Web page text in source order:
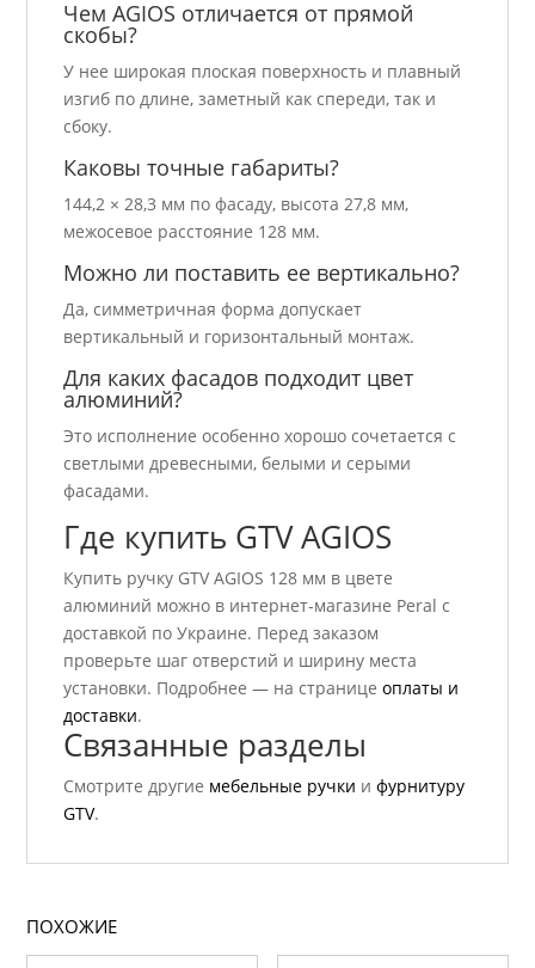
Чем AGIOS отличается от прямой
скобы?
У нее широкая плоская поверхность и плавный
изгиб по длине, заметный как спереди, так и
сбоку.
Каковы точные габариты?
144,2 × 28,3 мм по фасаду, высота 27,8 мм,
межосевое расстояние 128 мм.
Можно ли поставить ее вертикально?
Да, симметричная форма допускает
вертикальный и горизонтальный монтаж.
Для каких фасадов подходит цвет
алюминий?
Это исполнение особенно хорошо сочетается с
светлыми древесными, белыми и серыми
фасадами.
Где купить GTV AGIOS
Купить ручку GTV AGIOS 128 мм в цвете
алюминий можно в интернет-магазине Peral с
доставкой по Украине. Перед заказом
проверьте шаг отверстий и ширину места
установки. Подробнее — на страницеоплаты и
доставки.
Связанные разделы
Смотрите другие мебельные ручки ифурнитуру
GTV.
ПОХОЖИЕ